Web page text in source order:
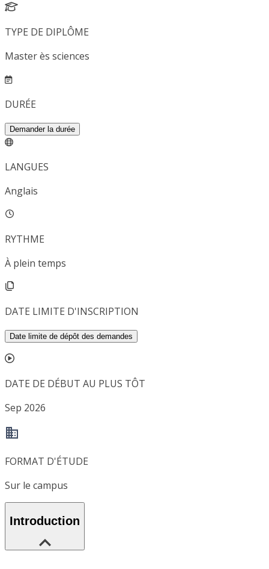
TYPE DE DIPLÔME
Master ès sciences
DURÉE
Demander la durée
LANGUES
Anglais
RYTHME
À plein temps
DATE LIMITE D'INSCRIPTION
Date limite de dépôt des demandes
DATE DE DÉBUT AU PLUS TÔT
Sep 2026
FORMAT D'ÉTUDE
Sur le campus
Introduction